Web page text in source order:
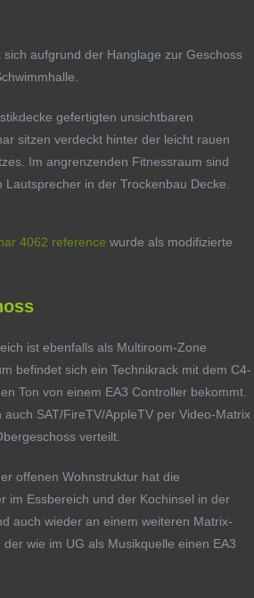
aufgrund der Hanglage zur Geschoss
gefertigten unsichtbaren
sitzen verdeckt hinter der leicht rauen
Im angrenzenden Fitnessraum sind
in der Trockenbau Decke.
4062 reference wurde als modifizierte
ist ebenfalls als Multiroom-Zone
befindet sich ein Technikrack mit dem C4-
Ton von einem EA3 Controller bekommt.
SAT/FireTV/AppleTV per Video-Matrix
verteilt.
offenen Wohnstruktur hat die
im Essbereich und der Kochinsel in der
auch wieder an einem weiteren Matrix-
wie im UG als Musikquelle einen EA3